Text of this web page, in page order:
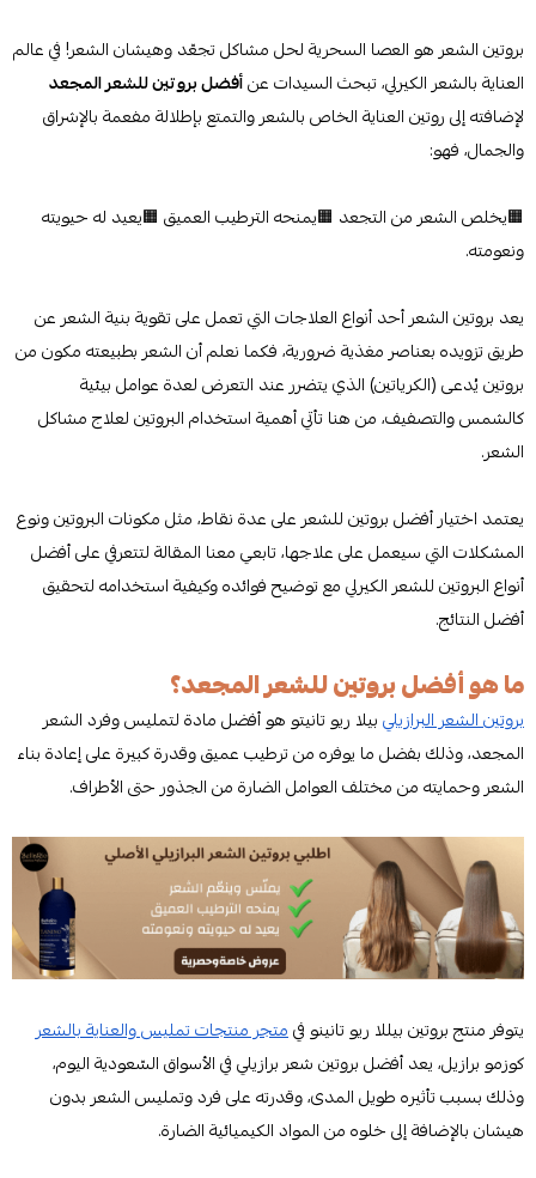
بروتين الشعر هو العصا السحرية لحل مشاكل تجعّد وهيشان الشعر! في عالم
العناية بالشعر الكيرلي، تبحث السيدات عنأفضل بروتين للشعر المجعد
لإضافته إلى روتين العناية الخاص بالشعر والتمتع بإطلالة مفعمة بالإشراق
والجمال، فهو:
🟧يخلص الشعر من التجعد 🟧يمنحه الترطيب العميق 🟧يعيد له حيويته
ونعومته.
يعد بروتين الشعر أحد أنواع العلاجات التي تعمل على تقوية بنية الشعر عن
طريق تزويده بعناصر مغذية ضرورية، فكما نعلم أن الشعر بطبيعته مكون من
بروتين يُدعى (الكرياتين) الذي يتضرر عند التعرض لعدة عوامل بيئية
كالشمس والتصفيف، من هنا تأتي أهمية استخدام البروتين لعلاج مشاكل
الشعر.
يعتمد اختيار أفضل بروتين للشعر على عدة نقاط، مثل مكونات البروتين ونوع
المشكلات التي سيعمل على علاجها، تابعي معنا المقالة لتتعرفي على أفضل
أنواع البروتين للشعر الكيرلي مع توضيح فوائده وكيفية استخدامه لتحقيق
أفضل النتائج.
ما هو أفضل بروتين للشعر المجعد؟
بروتين الشعر البرازيليبيلا ريو تانيتو هو أفضل مادة لتمليس وفرد الشعر
المجعد، وذلك بفضل ما يوفره من ترطيب عميق وقدرة كبيرة على إعادة بناء
الشعر وحمايته من مختلف العوامل الضارة من الجذور حتى الأطراف.
يتوفر منتج بروتين بيللا ريو تانينو فيمتجر منتجات تمليس والعناية بالشعر
كوزمو برازيل، يعد أفضل بروتين شعر برازيلي في الأسواق السّعودية اليوم،
وذلك بسبب تأثيره طويل المدى، وقدرته على فرد وتمليس الشعر بدون
هيشان بالإضافة إلى خلوه من المواد الكيميائية الضارة.